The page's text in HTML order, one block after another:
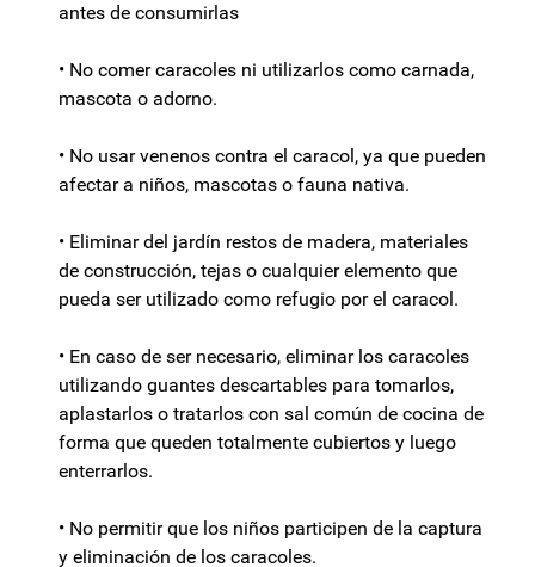
antes de consumirlas
• No comer caracoles ni utilizarlos como carnada,
mascota o adorno.
• No usar venenos contra el caracol, ya que pueden
afectar a niños, mascotas o fauna nativa.
• Eliminar del jardín restos de madera, materiales
de construcción, tejas o cualquier elemento que
pueda ser utilizado como refugio por el caracol.
• En caso de ser necesario, eliminar los caracoles
utilizando guantes descartables para tomarlos,
aplastarlos o tratarlos con sal común de cocina de
forma que queden totalmente cubiertos y luego
enterrarlos.
• No permitir que los niños participen de la captura
y eliminación de los caracoles.